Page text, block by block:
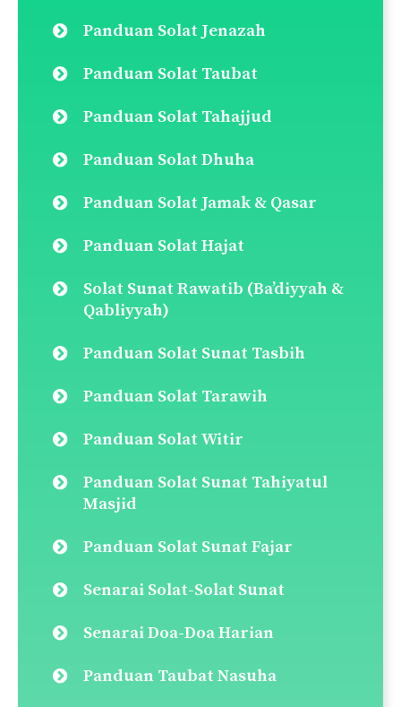
Panduan Solat Jenazah
Panduan Solat Taubat
Panduan Solat Tahajjud
Panduan Solat Dhuha
Panduan Solat Jamak & Qasar
Panduan Solat Hajat
Solat Sunat Rawatib (Ba’diyyah &
Qabliyyah)
Panduan Solat Sunat Tasbih
Panduan Solat Tarawih
Panduan Solat Witir
Panduan Solat Sunat Tahiyatul
Masjid
Panduan Solat Sunat Fajar
Senarai Solat-Solat Sunat
Senarai Doa-Doa Harian
Panduan Taubat Nasuha